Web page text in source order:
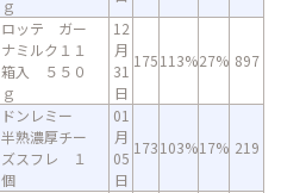
ｇ
ロッテ ガー
ナミルク１１
箱入 ５５０
ｇ
12
月
31
日
175113%27% 897
ドンレミー
半熟濃厚チー
ズスフレ １
個
01
月
05
日
173103%17% 219